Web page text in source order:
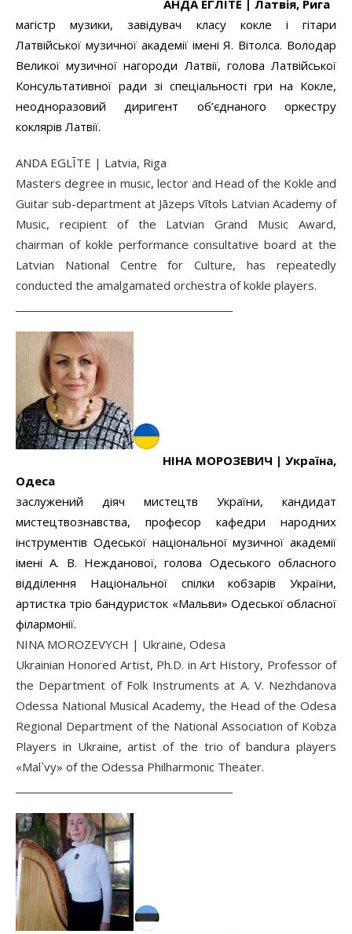
АНДА ЕГЛІТЕ | Латвія, Рига
магістр музики, завідувач класу кокле і гітари
Латвійської музичної академії імені Я. Вітолса. Володар
Великої музичної нагороди Латвії, голова Латвійської
Консультативної ради зі спеціальності гри на Кокле,
неодноразовий диригент об’єднаного оркестру
коклярів Латвії.
ANDA EGLĪTE | Latvia, Riga
Masters degree in music, lector and Head of the Kokle and
Guitar sub-department at Jāzeps Vītols Latvian Academy of
Music, recipient of the Latvian Grand Music Award,
chairman of kokle performance consultative board at the
Latvian National Centre for Culture, has repeatedly
conducted the amalgamated orchestra of kokle players.
НІНА МОРОЗЕВИЧ | Україна,
Одеса
заслужений діяч мистецтв України, кандидат
мистецтвознавства, професор кафедри народних
інструментів Одеської національної музичної академії
імені А. В. Нежданової, голова Одеського обласного
відділення Національної спілки кобзарів України,
артистка тріо бандуристок «Мальви» Одеської обласної
філармонії.
NINA MOROZEVYCH | Ukraine, Odesa
Ukrainian Honored Artist, Ph.D. in Art History, Professor of
the Department of Folk Instruments at A. V. Nezhdanova
Odessa National Musical Academy, the Head of the Odesa
Regional Department of the National Association of Kobza
Players in Ukraine, artist of the trio of bandura players
«Mal`vy» of the Odessa Philharmonic Theater.